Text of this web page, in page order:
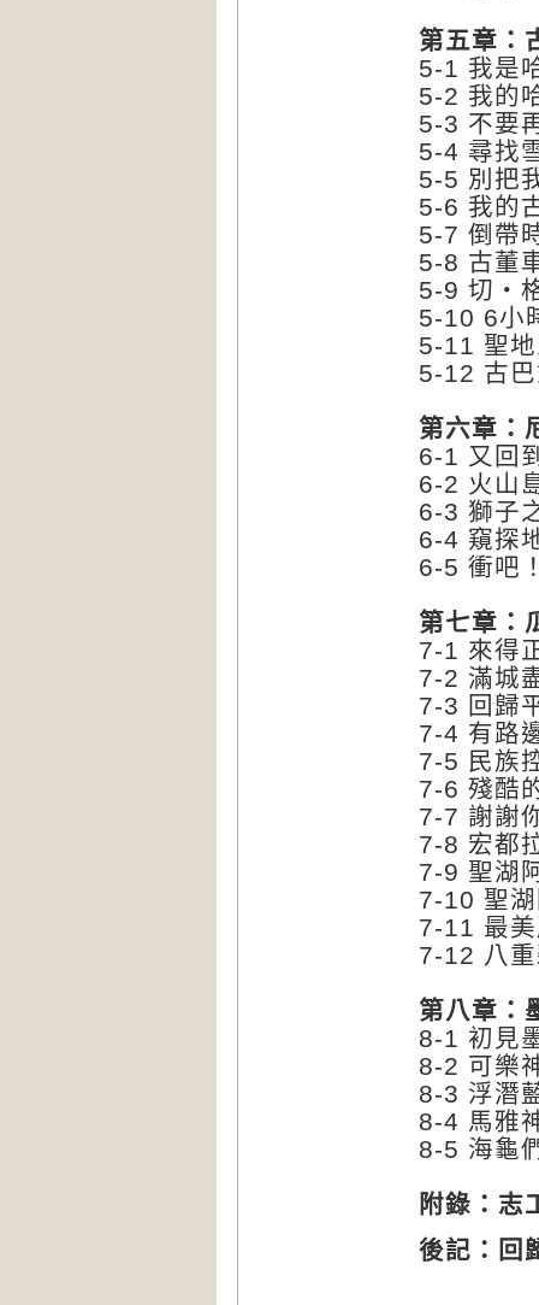
第五章：
5-1 我是
5-2 我的
5-3 不要
5-4 尋找
5-5 別把
5-6 我的
5-7 倒帶
5-8 古董
5-9 切・
5-10 6小
5-11 聖
5-12 古
第六章：
6-1 又回
6-2 火山
6-3 獅子
6-4 窺探
6-5 衝吧
第七章：
7-1 來得
7-2 滿城
7-3 回歸
7-4 有路
7-5 民族
7-6 殘酷
7-7 謝謝
7-8 宏都
7-9 聖湖
7-10 聖
7-11 最
7-12 八
第八章：
8-1 初見
8-2 可樂
8-3 浮潛
8-4 馬雅
8-5 海龜
附錄：志
後記：回